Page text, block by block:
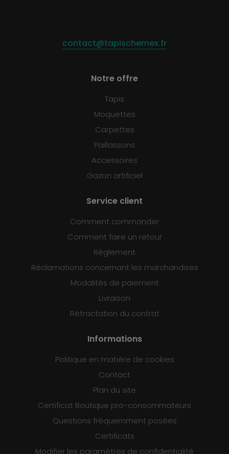
contact@tapischemex.fr
Notre offre
Tapis
Moquettes
Carpettes
Paillassons
Accessoires
Gazon artificiel
Service client
Comment commander
Comment faire un retour
Règlement
Réclamations concernant les marchandises
Modalités de paiement
Livraison
Rétractation du contrat
Informations
Politique en matière de cookies
Contact
Plan du site
Certificat Boutique pro-consommateurs
Questions fréquemment posées
Certificats
Modifier les paramètres de confidentialité